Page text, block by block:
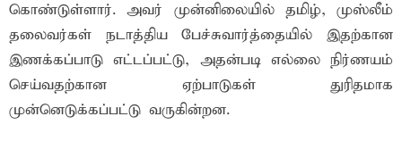
கொண்டுள்ளார். அவர் முன்னிலையில் தமிழ், முஸ்லீம்
தலைவர்கள் நடாத்திய பேச்சுவார்த்தையில் இதற்கான
இணக்கப்பாடு எட்டப்பட்டு, அதன்படி எல்லை நிர்ணயம்
செய்வதற்கான ஏற்பாடுகள் துரிதமாக
முன்னெடுக்கப்பட்டு வருகின்றன.